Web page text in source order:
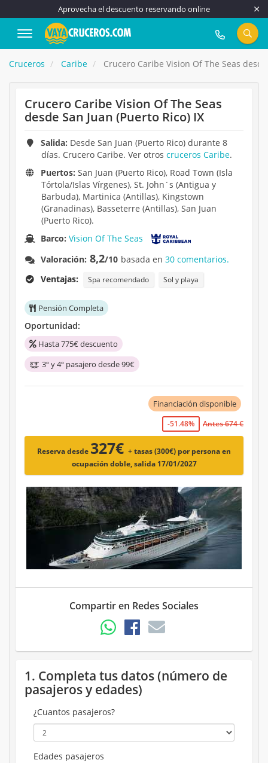
Aprovecha el descuento reservando online
917 815 555
Cruceros Caribe Crucero Caribe Vision Of The Seas
Crucero Caribe Vision Of The Seas
desde San Juan (Puerto Rico) IX
Salida: Desde San Juan (Puerto Rico) durante 8
días. Crucero Caribe. Ver otros cruceros Caribe.
Puertos: San Juan (Puerto Rico), Road Town (Isla
Tórtola/Islas Vírgenes), St. John´s (Antigua y
Barbuda), Martinica (Antillas), Kingstown
(Granadinas), Basseterre (Antillas), San Juan
(Puerto Rico).
Barco:Vision Of The Seas
Valoración: 8,2/10 basada en30 comentarios.
Ventajas:
Spa recomendado Sol y playa
Pensión Completa
Oportunidad:
Hasta 775€ descuento
3º y 4º pasajero desde 99€
Financiación disponible
-51.48% Antes 674 €
Reserva desde 327€ + tasas (300€) por persona en
ocupación doble, salida 17/01/2027
Compartir en Redes Sociales
1. Completa tus datos (número de
pasajeros y edades)
¿Cuantos pasajeros?
Edades pasajeros